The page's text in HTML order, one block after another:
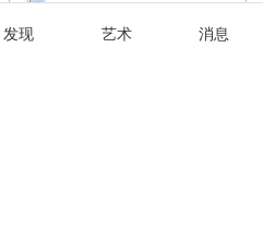
发现 艺术 消息